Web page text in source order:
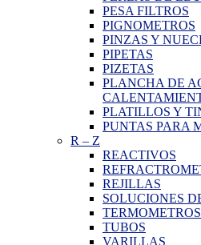
PESA FILTROS
PIGNOMETROS
PINZAS Y
PIPETAS
PIZETAS
PLANCHA DE
PLATILLOS Y
PUNTAS PARA
R – Z
REACTIVOS
REJILLAS
SOLUCIONES
TERMOMETROS
TUBOS
VARILLAS